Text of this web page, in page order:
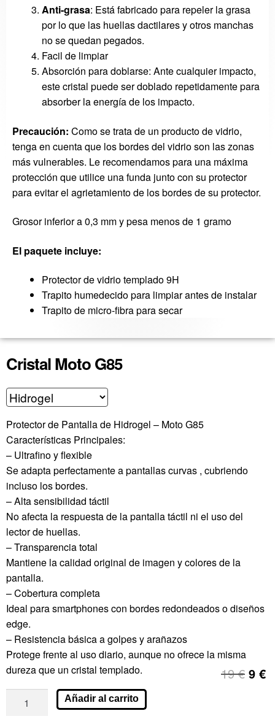
Anti-grasa: Está fabricado para repeler la grasa
por lo que las huellas dactilares y otros manchas
no se quedan pegados.
Facil de limpiar
Absorción para doblarse: Ante cualquier impacto,
este cristal puede ser doblado repetidamente para
absorber la energía de los impacto.
Precaución: Como se trata de un producto de vidrio,
tenga en cuenta que losbordes del vidrioson las zonas
más vulnerables. Le recomendamospara una máxima
protección que utilice una funda junto con su protector
para evitar el agrietamientode los bordes desu protector.
Grosor inferior a 0,3 mm y pesa menos de 1 gramo
El paquete incluye:
Protector devidriotemplado 9H
Trapito humedecido para limpiar antes de instalar
Trapito de micro-fibra para secar
Cristal Moto G85
Protector de Pantalla de Hidrogel – Moto G85
Características Principales:
– Ultrafino y flexible
Se adapta perfectamente a pantallas curvas , cubriendo
incluso los bordes.
– Alta sensibilidad táctil
No afecta la respuesta de la pantalla táctil ni el uso del
lector de huellas.
– Transparencia total
Mantiene la calidad original de imagen y colores de la
pantalla.
– Cobertura completa
Ideal para smartphones con bordes redondeados o diseños
edge.
– Resistencia básica a golpes y arañazos
Protege frente al uso diario, aunque no ofrece la misma
dureza que un cristal templado.
19€ 9 €
Añadir al carrito